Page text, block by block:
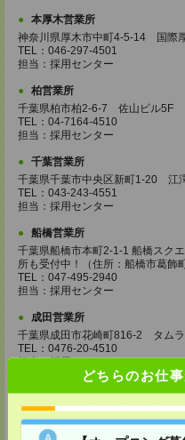
どちらのお仕
本厚木営業所
神奈川県厚木市中町4-5-14 国際
TEL：046-297-4501
担当：採用センター
柏営業所
千葉県柏市柏2-6-7 佐山ビル5F
TEL：04-7164-4510
担当：採用センター
千葉営業所
千葉県千葉市中央区新町1-20 江
TEL：043-243-4551
担当：採用センター
船橋営業所
千葉県船橋市本町2-1-1 船橋
所も受付中！（住所：船橋市葛
TEL：047-495-2940
担当：採用センター
成田営業所
千葉県成田市花崎町816-2 タム
TEL：0476-20-4510
担当：採用センター
埼玉県さいたま市大宮区桜木町2-
TEL：048-640-4520
担当：採用センター